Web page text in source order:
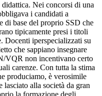
Nei concorsi di una
i candidati a
di base del proprio SSD che
tipicamente presi i titoli
Docenti iperspecializzati su
che sappiano insegnare
VQR non incentivano certo
carenze. Con tutta la stima
produciamo, è verosimile
alla società da gran